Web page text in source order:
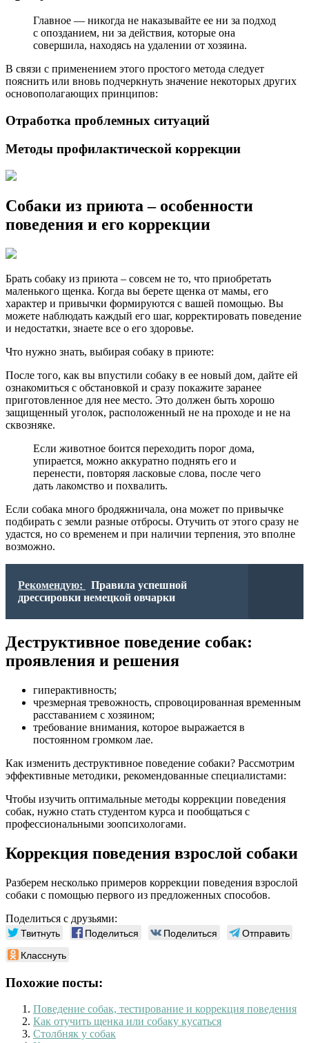
Главное — никогда не наказывайте ее ни за подход
с опозданием, ни за действия, которые она
совершила, находясь на удалении от хозяина.
В связи с применением этого простого метода следует
пояснить или вновь подчеркнуть значение некоторых других
основополагающих принципов:
Отработка проблемных ситуаций
Методы профилактической коррекции
Собаки из приюта – особенности
поведения и его коррекции
Брать собаку из приюта – совсем не то, что приобретать
маленького щенка. Когда вы берете щенка от мамы, его
характер и привычки формируются с вашей помощью. Вы
можете наблюдать каждый его шаг, корректировать поведение
и недостатки, знаете все о его здоровье.
Что нужно знать, выбирая собаку в приюте:
После того, как вы впустили собаку в ее новый дом, дайте ей
ознакомиться с обстановкой и сразу покажите заранее
приготовленное для нее место. Это должен быть хорошо
защищенный уголок, расположенный не на проходе и не на
сквозняке.
Если животное боится переходить порог дома,
упирается, можно аккуратно поднять его и
перенести, повторяя ласковые слова, после чего
дать лакомство и похвалить.
Если собака много бродяжничала, она может по привычке
подбирать с земли разные отбросы. Отучить от этого сразу не
удастся, но со временем и при наличии терпения, это вполне
возможно.
Рекомендую:
Правила успешной
дрессировки немецкой овчарки
Деструктивное поведение собак:
проявления и решения
гиперактивность;
чрезмерная тревожность, спровоцированная временным
расставанием с хозяином;
требование внимания, которое выражается в
постоянном громком лае.
Как изменить деструктивное поведение собаки? Рассмотрим
эффективные методики, рекомендованные специалистами:
Чтобы изучить оптимальные методы коррекции поведения
собак, нужно стать студентом курса и пообщаться с
профессиональными зоопсихологами.
Коррекция поведения взрослой собаки
Разберем несколько примеров коррекции поведения взрослой
собаки с помощью первого из предложенных способов.
Поделиться с друзьями:
Твитнуть Поделиться Поделиться
Отправить
Класснуть
Похожие посты:
Поведение собак, тестирование и коррекция поведения
Как отучить щенка или собаку кусаться
Столбняк у собак